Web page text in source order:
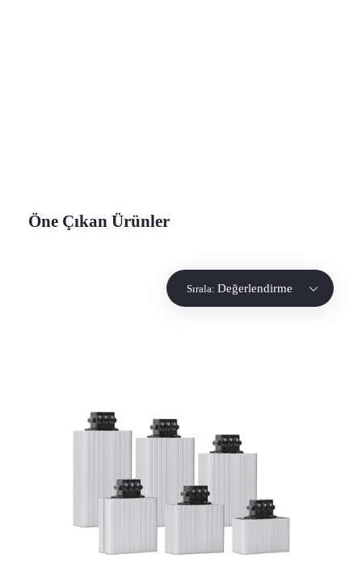
Öne Çıkan Ürünler
Sırala: Değerlendirme